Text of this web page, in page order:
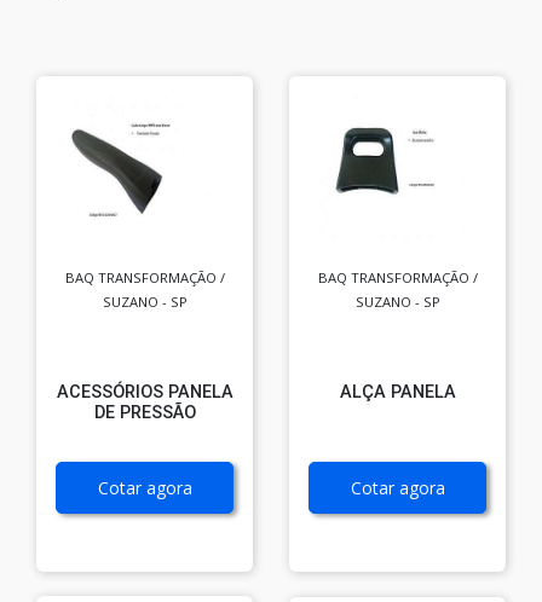
BAQ TRANSFORMAÇÃO /
SUZANO - SP
ACESSÓRIOS PANELA
DE PRESSÃO
Cotar agora
BAQ TRANSFORMAÇÃO /
SUZANO - SP
ALÇA PANELA
Cotar agora